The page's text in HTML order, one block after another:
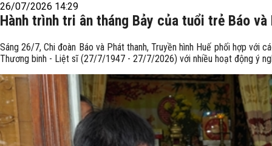
26/07/2026 14:29
Hành trình tri ân tháng Bảy của tuổi trẻ Báo và
Sáng 26/7, Chi đoàn Báo và Phát thanh, Truyền hình Huế phối hợp với
Thương binh - Liệt sĩ (27/7/1947 - 27/7/2026) với nhiều hoạt động ý